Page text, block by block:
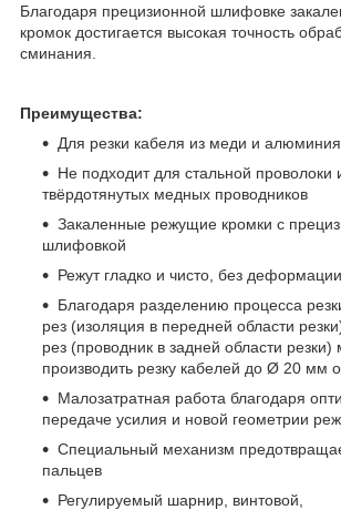
Благодаря прецизионной шлифовке
кромок достигается высокая точность
сминания.
Преимущества:
Для резки кабеля из меди и алюминия
Не подходит для стальной проволоки
твёрдотянутых медных проводников
Закаленные режущие кромки с
шлифовкой
Режут гладко и чисто, без
Благодаря разделению процесса
рез (изоляция в передней области
рез (проводник в задней области
производить резку кабелей до Ø 20 мм
Малозатратная работа благодаря
передаче усилия и новой геометрии
Специальный механизм
пальцев
Регулируемый шарнир, винтовой,